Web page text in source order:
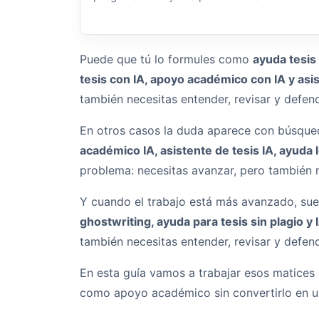
Puede que tú lo formules como ayuda tesis
tesis con IA, apoyo académico con IA y
también necesitas entender, revisar y
En otros casos la duda aparece con
académico IA, asistente de tesis IA,
problema: necesitas avanzar, pero
Y cuando el trabajo está más avanzado,
ghostwriting, ayuda para tesis sin plagio y
también necesitas entender, revisar y
En esta guía vamos a trabajar esos
como apoyo académico sin convertirlo en